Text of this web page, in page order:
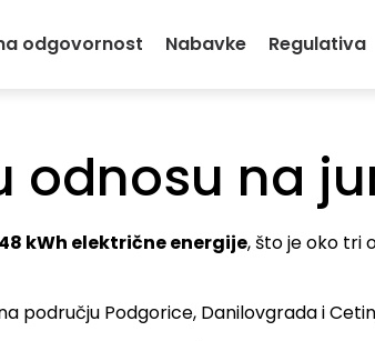
odgovornost Nabavke Regulativa
odnosu na
kWh električne energije, što je oko tri
području Podgorice, Danilovgrada i